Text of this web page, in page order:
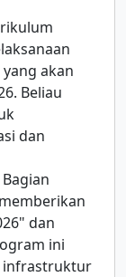
yang akan
Beliau
dan
dan
ini
infrastruktur